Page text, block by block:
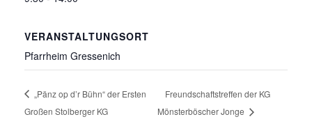
VERANSTALTUNGSORT
Pfarrheim Gressenich
„Pänz op d’r Bühn“ der Ersten
Großen Stolberger KG
Freundschaftstreffen der KG
Mönsterböscher Jonge